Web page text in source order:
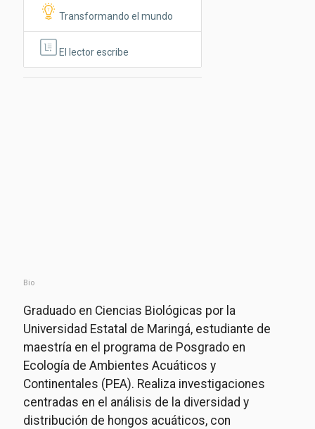
Transformando el mundo
El lector escribe
Bio
Graduado en Ciencias Biológicas por la
Universidad Estatal de Maringá, estudiante de
maestría en el programa de Posgrado en
Ecología de Ambientes Acuáticos y
Continentales (PEA). Realiza investigaciones
centradas en el análisis de la diversidad y
distribución de hongos acuáticos, con